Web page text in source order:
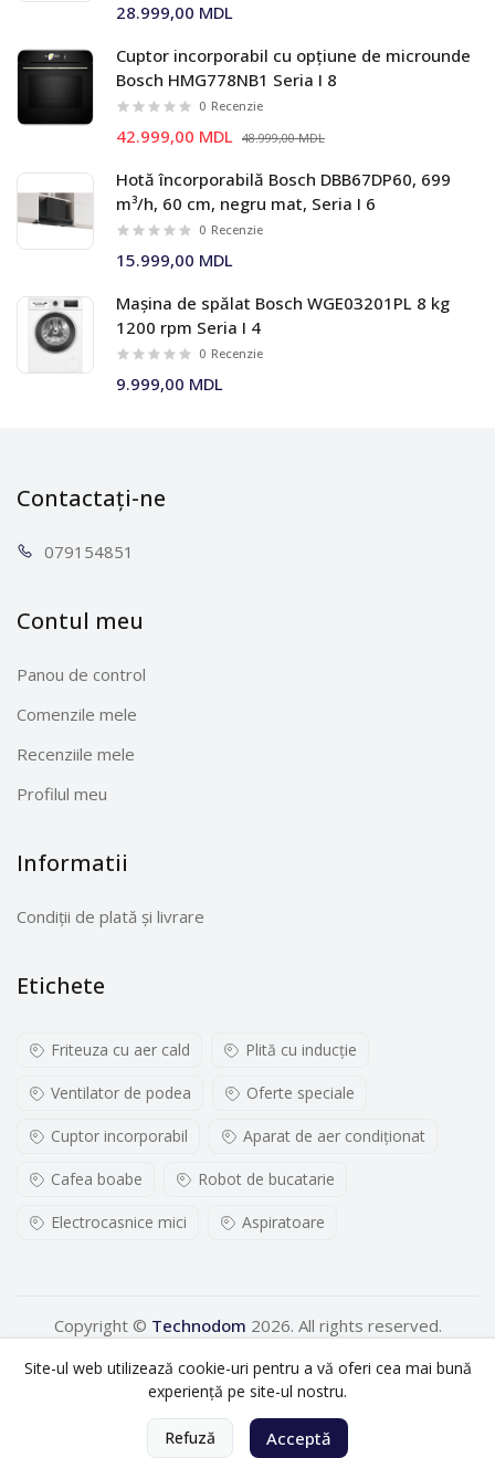
28.999,00 MDL
Cuptor incorporabil cu opțiune de microunde
Bosch HMG778NB1 Seria I 8
0 Recenzie
42.999,00 MDL 48.999,00 MDL
Hotă încorporabilă Bosch DBB67DP60, 699
m³/h, 60 cm, negru mat, Seria I 6
0 Recenzie
15.999,00 MDL
Mașina de spălat Bosch WGE03201PL 8 kg
1200 rpm Seria I 4
0 Recenzie
9.999,00 MDL
Contactați-ne
0791 54851
Contul meu
Panou de control
Comenzile mele
Recenziile mele
Profilul meu
Informatii
Condiții de plată și livrare
Etichete
Friteuza cu aer cald Plită cu inducţie
Ventilator de podea Oferte speciale
Cuptor incorporabil Aparat de aer condiționat
Cafea boabe Robot de bucatarie
Electrocasnice mici Aspiratoare
Copyright © Technodom 2026. All rights reserved.
Site-ul web utilizează cookie-uri pentru a vă oferi cea mai bună
experiență pe site-ul nostru.
Refuză Acceptă